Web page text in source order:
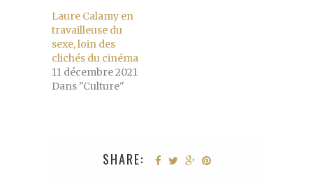
Laure Calamy en
travailleuse du
sexe, loin des
clichés du cinéma
11 décembre 2021
Dans "Culture"
SHARE: